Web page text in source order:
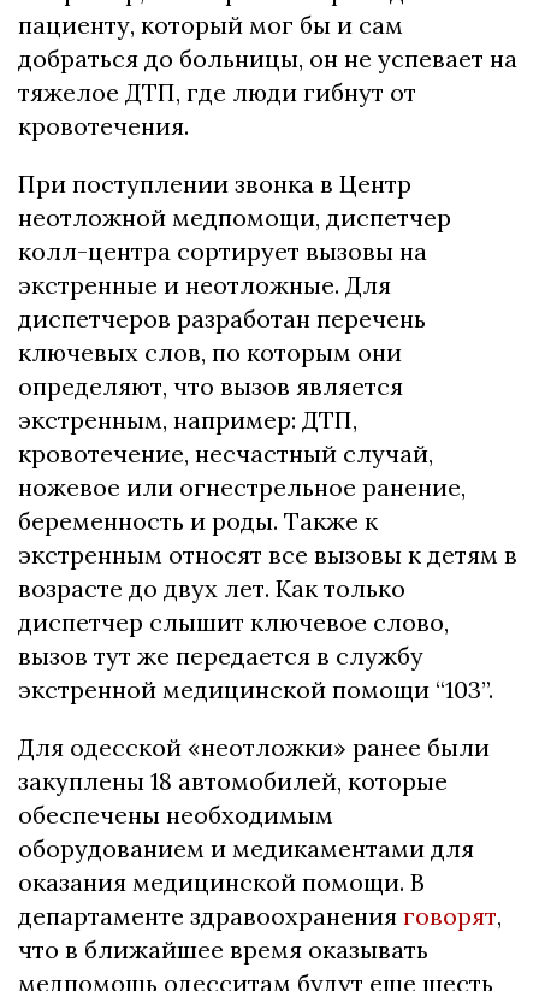
пациенту, который мог бы и сам
добраться до больницы, он не успевает на
тяжелое ДТП, где люди гибнут от
кровотечения.
При поступлении звонка в Центр
неотложной медпомощи, диспетчер
колл-центра сортирует вызовы на
экстренные и неотложные. Для
диспетчеров разработан перечень
ключевых слов, по которым они
определяют, что вызов является
экстренным, например: ДТП,
кровотечение, несчастный случай,
ножевое или огнестрельное ранение,
беременность и роды. Также к
экстренным относят все вызовы к детям в
возрасте до двух лет. Как только
диспетчер слышит ключевое слово,
вызов тут же передается в службу
экстренной медицинской помощи “103”.
Для одесской «неотложки» ранее были
закуплены 18 автомобилей, которые
обеспечены необходимым
оборудованием и медикаментами для
оказания медицинской помощи. В
департаменте здравоохранения говорят,
что в ближайшее время оказывать
медпомощь одесситам будут еще шесть